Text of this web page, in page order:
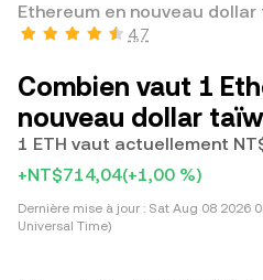
Ethereum en nouveau dollar
4,7
Combien vaut 1
nouveau dollar
1 ETH vaut actuellement
+NT$714,04(+1,00 %)
Dernière mise à jour : Sat Aug 08 2026
Universal Time)